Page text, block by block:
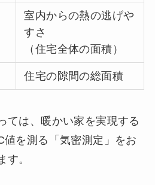
室内からの熱の逃げや
すさ
（住宅全体の面積）
住宅の隙間の総面積
ては、暖かい家を実現する
値を測る「気密測定」をお
す。